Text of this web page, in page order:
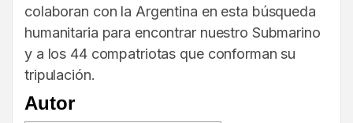
colaboran con la Argentina en esta búsqueda
humanitaria para encontrar nuestro Submarino
y a los 44 compatriotas que conforman su
tripulación.
Autor